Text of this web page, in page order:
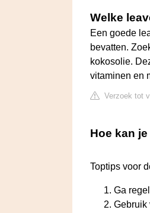
Welke
Een goede
bevatten.
kokosolie.
vitaminen en
Verzoek tot
Hoe kan
Toptips voor
Ga
Gebruik